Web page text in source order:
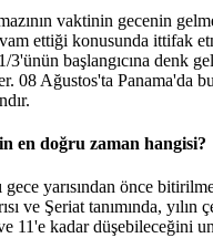
vaktinin gecenin
ettiği konusunda ittifak
3'ünün başlangıcına denk
08 Ağustos'ta Panama'da
en doğru zaman hangisi?
gece yarısından önce
ve Şeriat tanımında, yılın
11'e kadar düşebileceğini